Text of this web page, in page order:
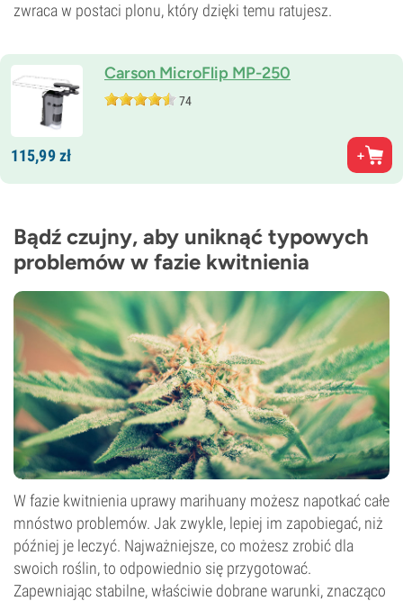
zwraca w postaci plonu, który dzięki temu ratujesz.
Carson MicroFlip MP-250
74
115,99zł
Bądź czujny, aby uniknąć typowych
problemów w fazie kwitnienia
W fazie kwitnienia uprawy marihuany możesz napotkać całe
mnóstwo problemów. Jak zwykle, lepiej im zapobiegać, niż
później je leczyć. Najważniejsze, co możesz zrobić dla
swoich roślin, to odpowiednio się przygotować.
Zapewniając stabilne, właściwie dobrane warunki, znacząco